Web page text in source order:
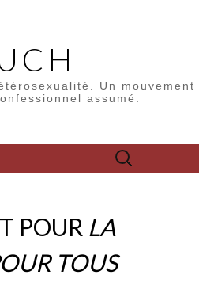
Un mouvement
assumé.
Rechercher :
POUR LA
TOUS